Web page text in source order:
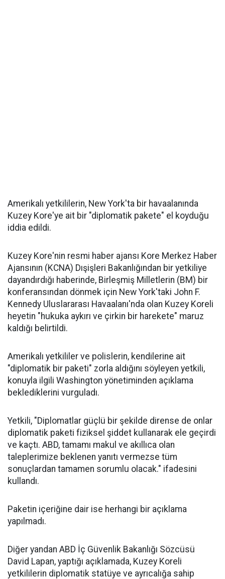
Amerikalı yetkililerin, New York'ta bir havaalanında
Kuzey Kore'ye ait bir "diplomatik pakete" el koyduğu
iddia edildi.
Kuzey Kore'nin resmi haber ajansı Kore Merkez Haber
Ajansının (KCNA) Dışişleri Bakanlığından bir yetkiliye
dayandırdığı haberinde, Birleşmiş Milletlerin (BM) bir
konferansından dönmek için New York'taki John F.
Kennedy Uluslararası Havaalanı'nda olan Kuzey Koreli
heyetin "hukuka aykırı ve çirkin bir harekete" maruz
kaldığı belirtildi.
Amerikalı yetkililer ve polislerin, kendilerine ait
"diplomatik bir paketi" zorla aldığını söyleyen yetkili,
konuyla ilgili Washington yönetiminden açıklama
beklediklerini vurguladı.
Yetkili, "Diplomatlar güçlü bir şekilde dirense de onlar
diplomatik paketi fiziksel şiddet kullanarak ele geçirdi
ve kaçtı. ABD, tamamı makul ve akıllıca olan
taleplerimize beklenen yanıtı vermezse tüm
sonuçlardan tamamen sorumlu olacak." ifadesini
kullandı.
Paketin içeriğine dair ise herhangi bir açıklama
yapılmadı.
Diğer yandan ABD İç Güvenlik Bakanlığı Sözcüsü
David Lapan, yaptığı açıklamada, Kuzey Koreli
yetkililerin diplomatik statüye ve ayrıcalığa sahip